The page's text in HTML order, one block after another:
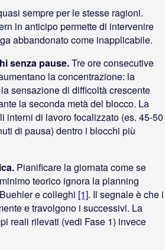
sempre per le stesse ragioni.
in anticipo permette di intervenire
abbandonato come inapplicabile.
senza pause.Tre ore consecutive
la concentrazione: la
sensazione di difficoltà crescente
la seconda metà del blocco. La
interni di lavoro focalizzato (es. 45-50
di pausa) dentro i blocchi più
Pianificare la giornata come se
teorico ignora la planning
e colleghi [1]. Il segnale è che i
e travolgono i successivi. La
reali rilevati (vedi Fase 1) invece